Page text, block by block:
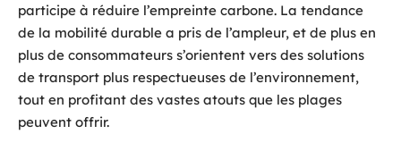
participe à réduire l’empreinte carbone. La tendance
de la mobilité durable a pris de l’ampleur, et de plus en
plus de consommateurs s’orientent vers des solutions
de transport plus respectueuses de l’environnement,
tout en profitant des vastes atouts que les plages
peuvent offrir.